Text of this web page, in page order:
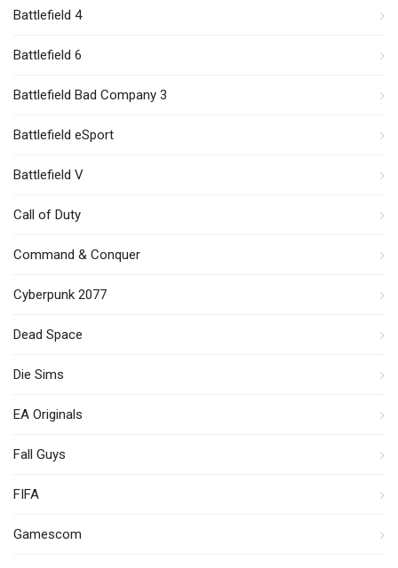
Battlefield 4
Battlefield 6
Battlefield Bad Company 3
Battlefield eSport
Battlefield V
Call of Duty
Command & Conquer
Cyberpunk 2077
Dead Space
Die Sims
EA Originals
Fall Guys
FIFA
Gamescom